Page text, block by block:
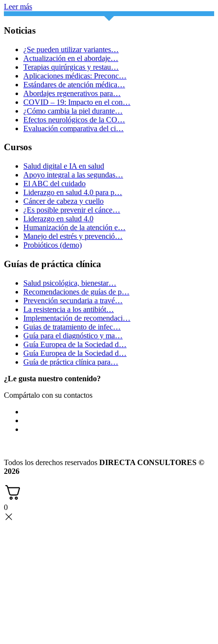
Leer más
Noticias
¿Se pueden utilizar variantes…
Actualización en el abordaje…
Terapias quirúrgicas y restau…
Aplicaciones médicas: Preconc…
Estándares de atención médica…
Abordajes regenerativos para…
COVID – 19: Impacto en el con…
¿Cómo cambia la piel durante…
Efectos neurológicos de la CO…
Evaluación comparativa del ci…
Cursos
Salud digital e IA en salud
Apoyo integral a las segundas…
El ABC del cuidado
Liderazgo en salud 4.0 para p…
Cáncer de cabeza y cuello
¿Es posible prevenir el cánce…
Liderazgo en salud 4.0
Humanización de la atención e…
Manejo del estrés y prevenció…
Probióticos (demo)
Guías de práctica clínica
Salud psicológica, bienestar…
Recomendaciones de guías de p…
Prevención secundaria a travé…
La resistencia a los antibiót…
Implementación de recomendaci…
Guias de tratamiento de infec…
Guía para el diagnóstico y ma…
Guía Europea de la Sociedad d…
Guía Europea de la Sociedad d…
Guía de práctica clínica para…
¿Le gusta nuestro contenido?
Compártalo con su contactos
Todos los derechos reservados DIRECTA CONSULTORES ©
2026
0